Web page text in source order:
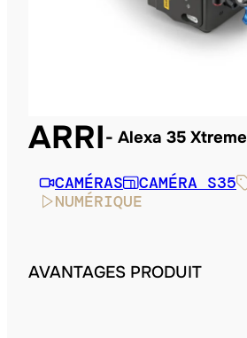
ARRI Alexa 35 Xtreme
CAMÉRAS CAMÉRA S35
NUMÉRIQUE
AVANTAGES PRODUIT